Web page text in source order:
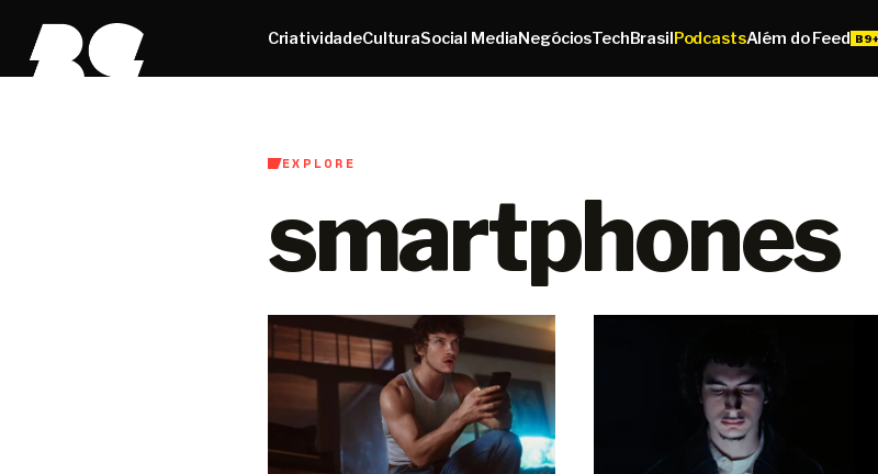
CriatividadeCulturaSocial MediaNegóciosTechBrasilPodcastsAlém do Feed
EXPLORE
smartphones